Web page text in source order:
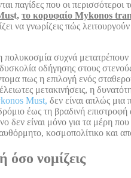
παγίδες που οι
t, το κορυφαίο Mykonos
να γνωρίζεις πώς
συχνά
οδήγησης στους
πως η επιλογή ενός
μετακινήσεις, η
Must, δεν είναι απλώς μια
έως τη βραδινή
είναι μόνο για τα μέρη
κοσμοπολίτικο και
όσο νομίζεις